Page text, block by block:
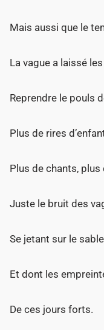
Mais aussi que le
La vague a laissé
Reprendre le pouls
Plus de rires
Plus de chants, plus
Juste le bruit des
Se jetant sur le
Et dont les
De ces jours forts.